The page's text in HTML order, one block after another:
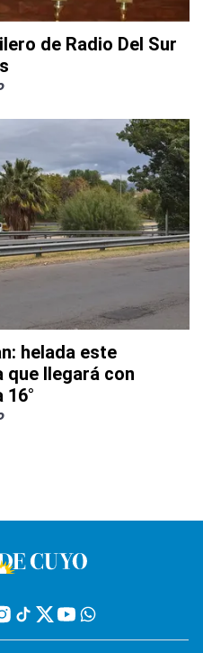
de Radio Del Sur
helada este
que llegará con